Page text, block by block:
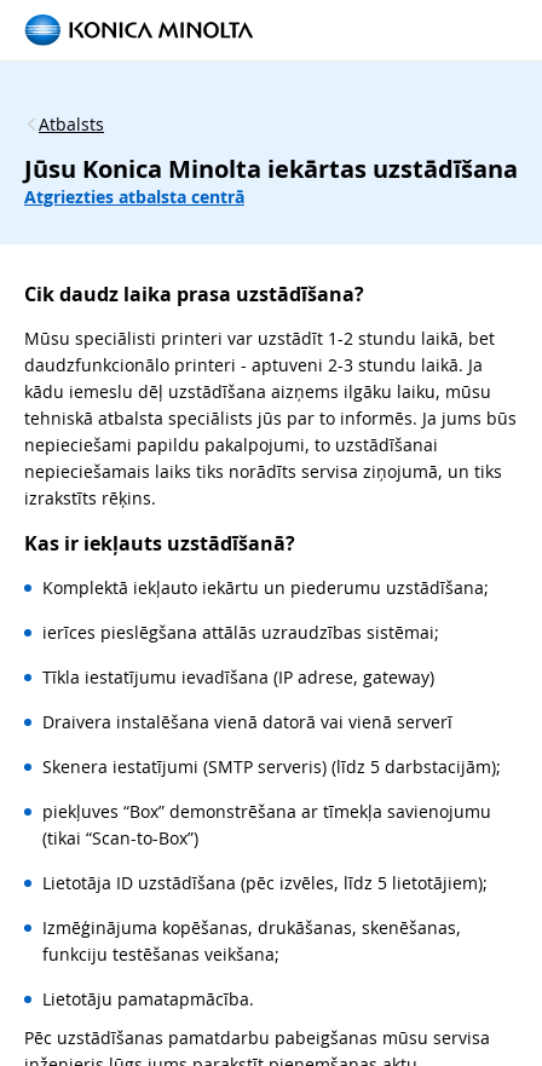
Atbalsts
Jūsu Konica Minolta iekārtas uzstādīšana
Atgriezties atbalsta centrā
Cik daudz laika prasa uzstādīšana?
Mūsu speciālisti printeri var uzstādīt 1-2 stundu laikā, bet
daudzfunkcionālo printeri - aptuveni 2-3 stundu laikā. Ja
kādu iemeslu dēļ uzstādīšana aizņems ilgāku laiku, mūsu
tehniskā atbalsta speciālists jūs par to informēs. Ja jums būs
nepieciešami papildu pakalpojumi, to uzstādīšanai
nepieciešamais laiks tiks norādīts servisa ziņojumā, un tiks
izrakstīts rēķins.
Kas ir iekļauts uzstādīšanā?
Komplektā iekļauto iekārtu un piederumu uzstādīšana;
ierīces pieslēgšana attālās uzraudzības sistēmai;
Tīkla iestatījumu ievadīšana (IP adrese, gateway)
Draivera instalēšana vienā datorā vai vienā serverī
Skenera iestatījumi (SMTP serveris) (līdz 5 darbstacijām);
piekļuves “Box” demonstrēšana ar tīmekļa savienojumu
(tikai “Scan-to-Box”)
Lietotāja ID uzstādīšana (pēc izvēles, līdz 5 lietotājiem);
Izmēģinājuma kopēšanas, drukāšanas, skenēšanas,
funkciju testēšanas veikšana;
Lietotāju pamatapmācība.
Pēc uzstādīšanas pamatdarbu pabeigšanas mūsu servisa